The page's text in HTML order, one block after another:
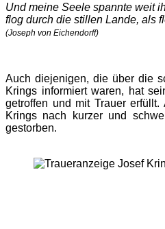
Und meine Seele spannte weit
flog durch die stillen Lande, als
(Joseph von Eichendorff)
Auch diejenigen, die über die
Krings informiert waren, hat
getroffen und mit Trauer
Krings nach kurzer und
gestorben.